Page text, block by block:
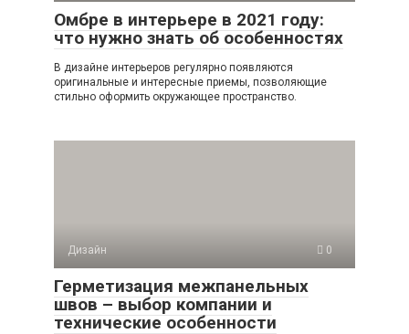
Омбре в интерьере в 2021 году:
что нужно знать об особенностях
В дизайне интерьеров регулярно появляются
оригинальные и интересные приемы, позволяющие
стильно оформить окружающее пространство.
Дизайн 0
Герметизация межпанельных
швов – выбор компании и
технические особенности